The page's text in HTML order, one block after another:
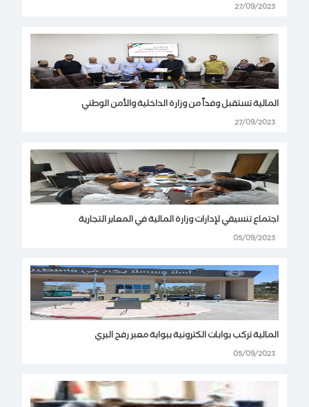
27/09/2023
المالية تستقبل وفداً من وزارة الداخلية والأمن الوطني
27/09/2023
اجتماع تنسيقي لإدارات وزارة المالية في المعابر التجارية
05/09/2023
المالية تركب بوابات الكترونية ببوابة معبر رفح البري
05/09/2023